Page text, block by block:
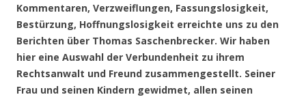
Kommentaren, Verzweiflungen, Fassungslosigkeit,
Bestürzung, Hoffnungslosigkeit erreichte uns zu den
Berichten über Thomas Saschenbrecker. Wir haben
hier eine Auswahl der Verbundenheit zu ihrem
Rechtsanwalt und Freund zusammengestellt. Seiner
Frau und seinen Kindern gewidmet, allen seinen